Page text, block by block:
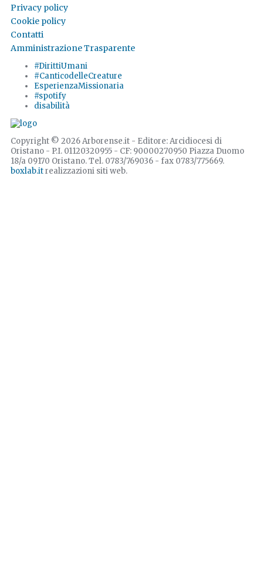
Privacy policy
Cookie policy
Contatti
Amministrazione Trasparente
#DirittiUmani
#CanticodelleCreature
EsperienzaMissionaria
#spotify
disabilità
Copyright © 2026 Arborense.it - Editore: Arcidiocesi di
Oristano - P.I. 01120320955 - CF: 90000270950 Piazza Duomo
18/a 09170 Oristano. Tel. 0783/769036 - fax 0783/775669.
boxlab.itrealizzazioni siti web.